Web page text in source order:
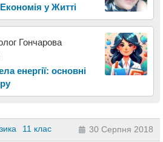
у Житті
Гончарова
енергії: основні
11 клас 30 Серпня 2018